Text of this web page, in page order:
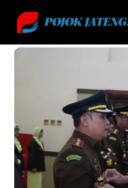
content